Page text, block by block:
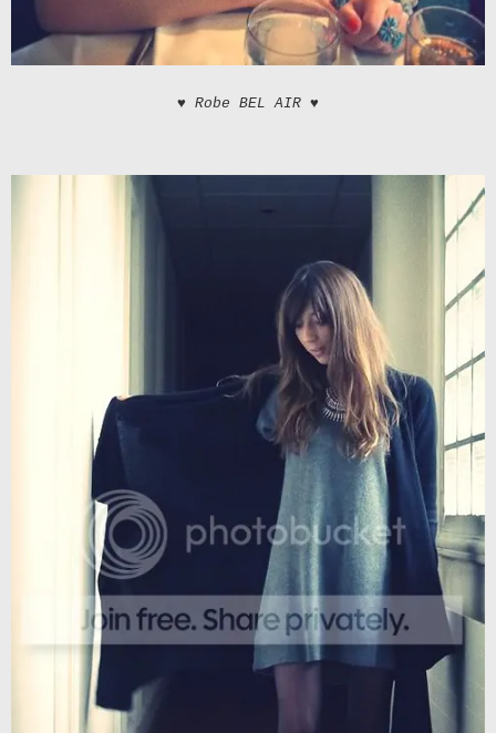
♥ Robe BEL AIR ♥